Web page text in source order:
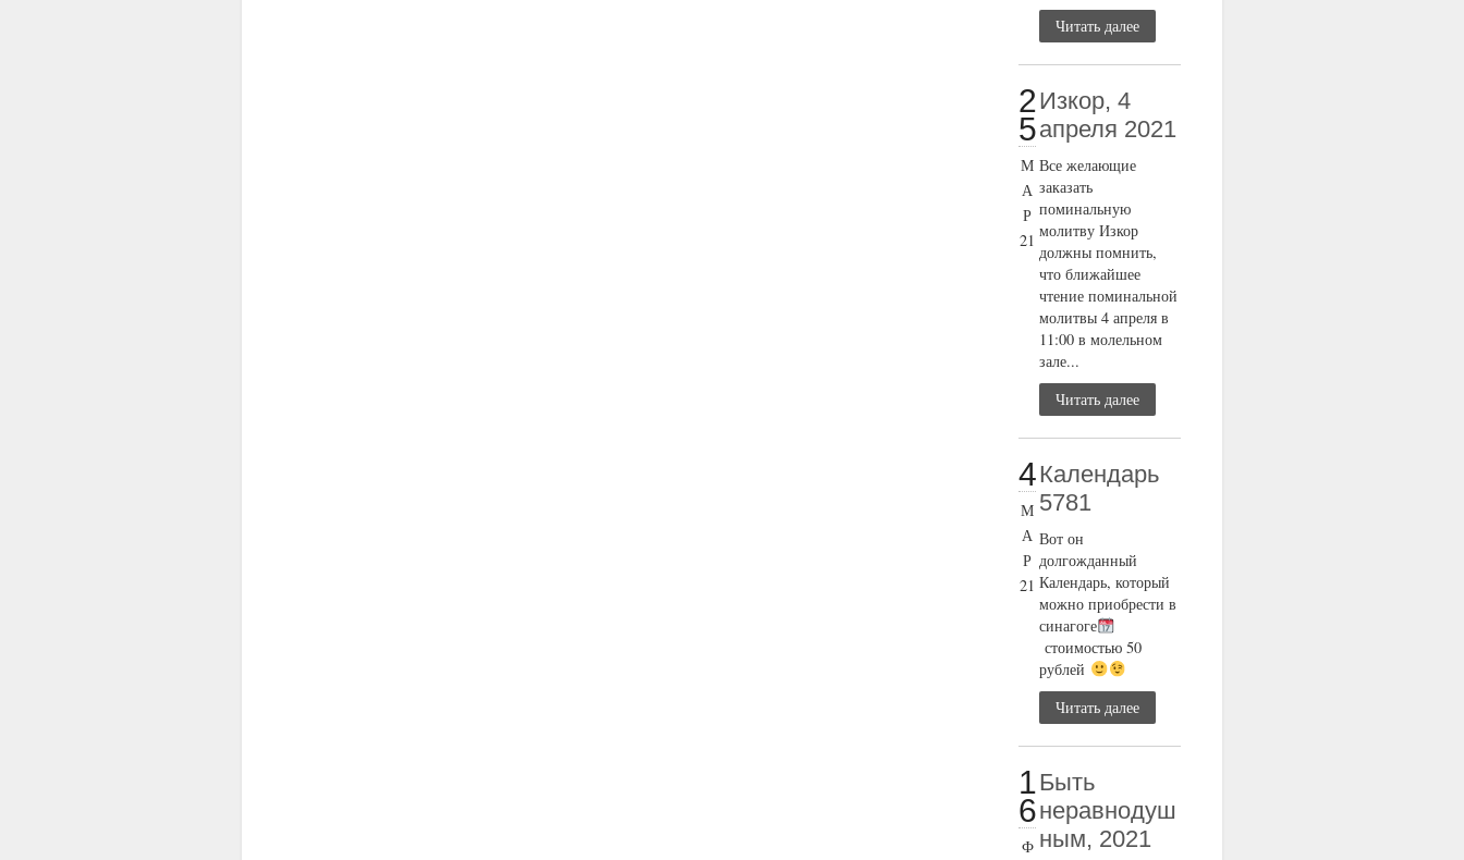
Читать далее
2
5
М
А
Р
21
Изкор, 4
апреля 2021
Все желающие
заказать
поминальную
молитву Изкор
должны помнить,
что ближайшее
чтение поминальной
молитвы 4 апреля в
11:00 в молельном
зале...
Читать далее
4
М
А
Р
21
Календарь
5781
Вот он
долгожданный
Календарь, который
можно приобрести в
синагоге
стоимостью 50
рублей
Читать далее
1
6
Ф
Быть
неравнодуш
ным, 2021